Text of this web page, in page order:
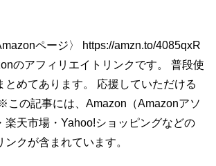
ページ〉 https://amzn.to/4085qxR
のアフィリエイトリンクです。 普段使
とめてあります。 応援していただける
この記事には、Amazon（Amazonアソ
楽天市場・Yahoo!ショッピングなどの
クが含まれています。